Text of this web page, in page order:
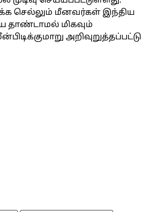
செல்லும் மீனவர்கள் இந்திய
மிகவும்
அறிவுறுத்தப்பட்டு